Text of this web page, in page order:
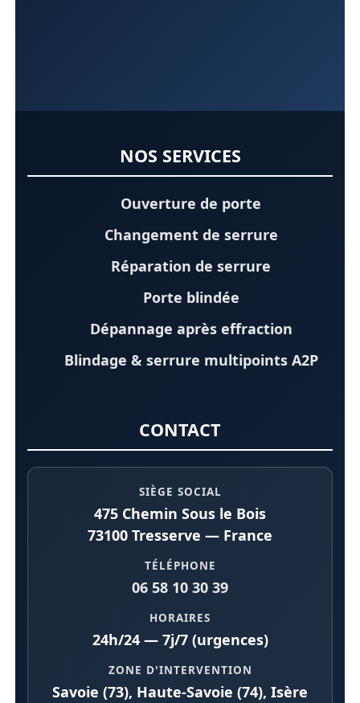
NOS SERVICES
Ouverture de porte
Changement de serrure
Réparation de serrure
Porte blindée
Dépannage après effraction
Blindage & serrure multipoints A2P
CONTACT
SIÈGE SOCIAL
475 Chemin Sous le Bois
73100 Tresserve — France
TÉLÉPHONE
06 58 10 30 39
HORAIRES
24h/24 — 7j/7 (urgences)
ZONE D'INTERVENTION
Savoie (73), Haute-Savoie (74), Isère